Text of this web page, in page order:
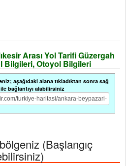
Arası Yol Tarifi Güzergah
Bilgileri, Otoyol Bilgileri
aşağıdaki alana tıkladıktan sonra sağ
bağlantıyı alabilirsiniz
(Başlangıç